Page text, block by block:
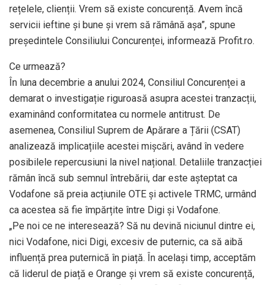
rețelele, clienții. Vrem să existe concurență. Avem încă
servicii ieftine și bune și vrem să rămână așa”, spune
președintele Consiliului Concurenței, informează Profit.ro.
Ce urmează?
În luna decembrie a anului 2024, Consiliul Concurenței a
demarat o investigație riguroasă asupra acestei tranzacții,
examinând conformitatea cu normele antitrust. De
asemenea, Consiliul Suprem de Apărare a Țării (CSAT)
analizează implicațiile acestei mișcări, având în vedere
posibilele repercusiuni la nivel național. Detaliile tranzacției
rămân încă sub semnul întrebării, dar este așteptat ca
Vodafone să preia acțiunile OTE și activele TRMC, urmând
ca acestea să fie împărțite între Digi și Vodafone.
„Pe noi ce ne interesează? Să nu devină niciunul dintre ei,
nici Vodafone, nici Digi, excesiv de puternic, ca să aibă
influență prea puternică în piață. În același timp, acceptăm
că liderul de piață e Orange și vrem să existe concurență,